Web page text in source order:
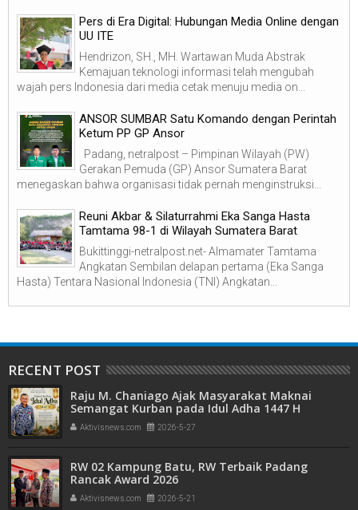
Pers di Era Digital: Hubungan Media Online dengan
UU ITE
Hendrizon, SH., MH. Wartawan Muda Abstrak
Kemajuan teknologi informasi telah mengubah
wajah pers Indonesia dari media cetak menuju media on...
ANSOR SUMBAR Satu Komando dengan Perintah
Ketum PP GP Ansor
Padang, netralpost – Pimpinan Wilayah (PW)
Gerakan Pemuda (GP) Ansor Sumatera Barat
menegaskan bahwa organisasi tidak pernah menginstruksi...
Reuni Akbar & Silaturrahmi Eka Sanga Hasta
Tamtama 98-1 di Wilayah Sumatera Barat
Bukittinggi-netralpost.net- Almamater Tamtama
Angkatan Sembilan delapan pertama (Eka Sanga
Hasta) Tentara Nasional Indonesia (TNI) Angkatan...
RECENT POST
Raju M. Chaniago Ajak Masyarakat Maknai
Semangat Kurban pada Idul Adha 1447 H
Aktivisnews.com 2026-5-27
RW 02 Kampung Batu, RW Terbaik Padang
Rancak Award 2026
Aktivisnews.com 2026-5-21